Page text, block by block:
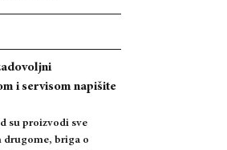
i servisom napišite
su proizvodi sve
briga o